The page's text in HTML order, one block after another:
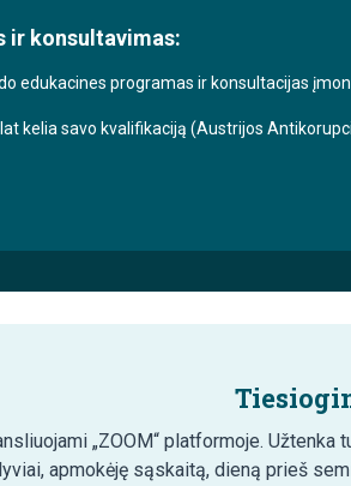
ir konsultavimas:
edukacines programas ir konsultacijas
kelia savo kvalifikaciją (Austrijos
„ZOOM“ platformoje.
apmokėję sąskaitą, dieną prieš